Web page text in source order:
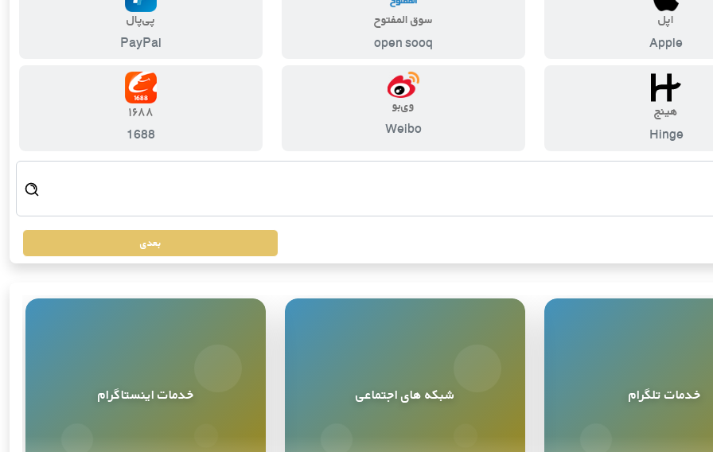
اپل
Apple
سوق المفتوح
open sooq
پی‌پال
PayPal
هینج
Hinge
وی‌بو
Weibo
۱۶۸۸
1688
بعدی
خدمات تلگرام شبکه های اجتماعی خدمات اینستاگرام